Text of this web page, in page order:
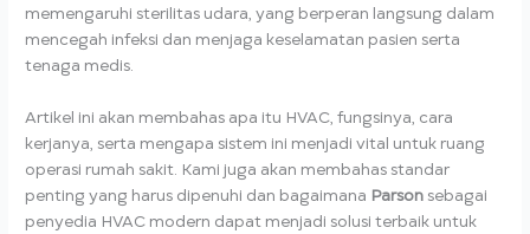
memengaruhi sterilitas udara, yang berperan langsung dalam
mencegah infeksi dan menjaga keselamatan pasien serta
tenaga medis.
Artikel ini akan membahas apa itu HVAC, fungsinya, cara
kerjanya, serta mengapa sistem ini menjadi vital untuk ruang
operasi rumah sakit. Kami juga akan membahas standar
penting yang harus dipenuhi dan bagaimana Parson sebagai
penyedia HVAC modern dapat menjadi solusi terbaik untuk